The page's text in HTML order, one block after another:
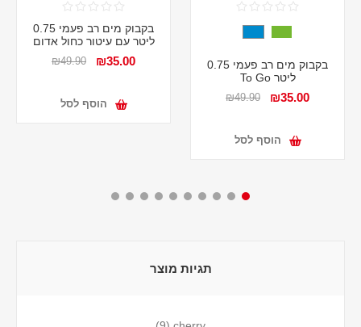
בקבוק מים רב פעמי 0.75
ליטר To Go
₪35.00
₪49.90
הוסף לסל
בקבוק מים רב פעמי 0.75
ליטר עם עיטור כחול אדום
₪35.00
₪49.90
הוסף לסל
תגיות מוצר